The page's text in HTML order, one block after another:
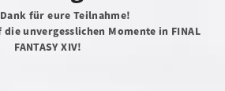
für eure Teilnahme!
unvergesslichen Momente in FINAL
FANTASY XIV!